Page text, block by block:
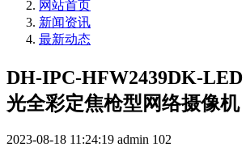
网站首页
新闻资讯
最新动态
DH-IPC-HFW2439DK-LED
光全彩定焦枪型网络摄像机
2023-08-18 11:24:19 admin 102